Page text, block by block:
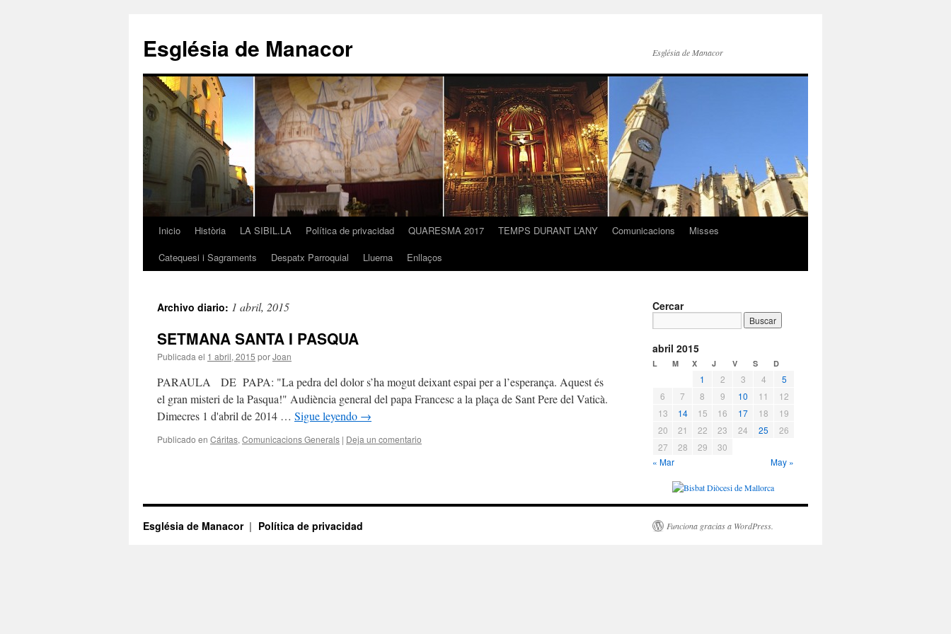
contenido
Església de Manacor Església de Manacor
Inicio Història LA SIBIL.LA Política de privacidad QUARESMA 2017 TEMPS DURANT L’ANY Comunicacions
Misses
Catequesi i Sagraments
Despatx Parroquial Lluerna Enllaços
Archivo diario: 1 abril, 2015
SETMANA SANTA I PASQUA
Publicada el 1 abril, 2015 porJoan
PARAULA DE PAPA: "La pedra del dolor s’ha mogut deixant espai per a l’esperança. Aquest és
el gran misteri de la Pasqua!" Audiència general del papa Francesc a la plaça de Sant Pere del Vaticà.
Dimecres 1 d'abril de 2014 … Sigue leyendo →
Publicado en Cáritas, Comunicacions Generals | Deja un comentario
Cercar
abril 2015
L M X J V S D
1 2 3 4
5
6
7 8 9 10 11
12
13
14 15 16 17 18
19
20
21 22 23 24 25
26
27
28 29
30
« Mar
May »
Església de Manacor Política de privacidad Funciona gracias a WordPress.